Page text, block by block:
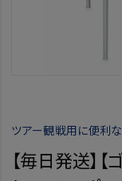
ツアー観戦用に便利
【毎日発送】【